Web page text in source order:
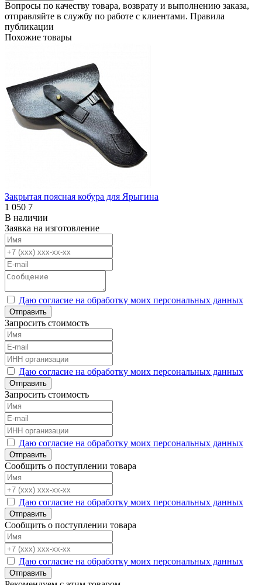
Вопросы по качеству товара, возврату и выполнению заказа,
отправляйте в службу по работе с клиентами. Правила
публикации
Похожие товары
Закрытая поясная кобура для Ярыгина
1 050 7
В наличии
Заявка на изготовление
Даю согласие на обработку моих персональных данных
Отправить
Запросить стоимость
Даю согласие на обработку моих персональных данных
Отправить
Запросить стоимость
Даю согласие на обработку моих персональных данных
Отправить
Сообщить о поступлении товара
Даю согласие на обработку моих персональных данных
Отправить
Сообщить о поступлении товара
Даю согласие на обработку моих персональных данных
Отправить